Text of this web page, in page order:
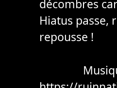
décombres
Hiatus passe,
repousse !